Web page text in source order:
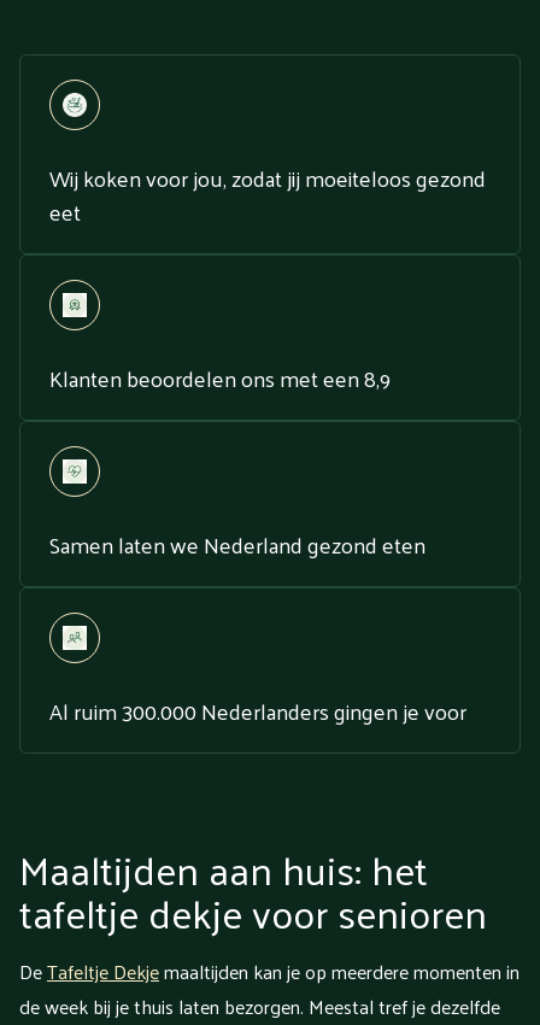
Wij koken voor jou, zodat jij moeiteloos gezond
eet
Klanten beoordelen ons met een 8,9
Samen laten we Nederland gezond eten
Al ruim 300.000 Nederlanders gingen je voor
Maaltijden aan huis: het
tafeltje dekje voor senioren
DeTafeltje Dekjemaaltijden kan je op meerdere momenten in
de week bij je thuis laten bezorgen. Meestal tref je dezelfde